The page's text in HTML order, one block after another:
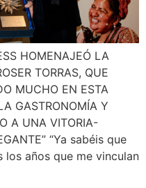
HOMENAJEÓ LA
TORRAS, QUE
MUCHO EN ESTA
GASTRONOMÍA Y
A UNA VITORIA-
“Ya sabéis que
años que me vinculan